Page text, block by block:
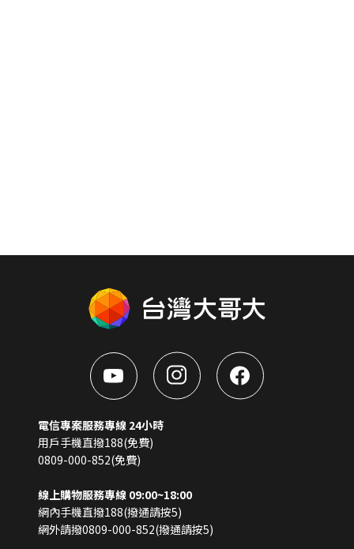
電信專案服務專線 24小時
用戶手機直撥188(免費)
0809-000-852(免費)
線上購物服務專線 09:00~18:00
網內手機直撥188(撥通請按5)
網外請撥0809-000-852(撥通請按5)